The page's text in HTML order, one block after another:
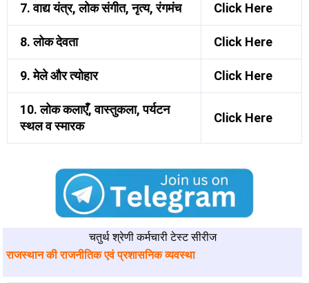
7. वाद्य यंत्र, लोक संगीत, नृत्य, रंगमंच Click Here
8. लोक देवता Click Here
9. मेले और त्योहार Click Here
10. लोक कलाएँ, वास्तुकला, पर्यटन
स्थल व स्मारक
Click Here
चतुर्थ श्रेणी कर्मचारी टेस्ट सीरीज
राजस्थान की राजनीतिक एवं प्रशासनिक व्यवस्था